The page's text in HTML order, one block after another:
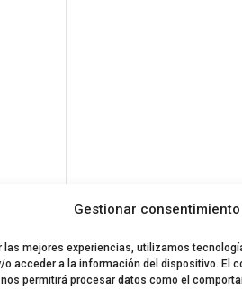
Gestionar consentimiento
las mejores experiencias, utilizamos
o acceder a la información del dispositivo. El
permitirá procesar datos como el